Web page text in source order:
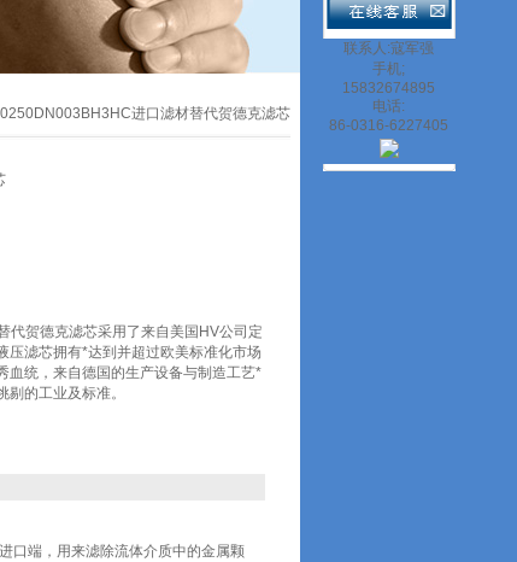
进口滤材替代贺德克滤芯
代贺德克滤芯采用了来自美国HV公司定
压滤芯拥有*达到并超过欧美标准化市场
血统，来自德国的生产设备与制造工艺*
的工业及标准。
口端，用来滤除流体介质中的金属颗
联系人:寇军强
手机;
15832674895
电话:
86-0316-6227405